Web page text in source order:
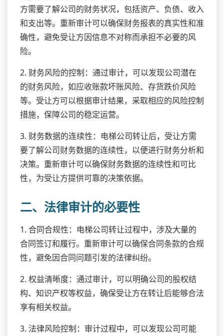
方需要了解公司的财务状况，包括资产、负债、收入
和支出等。重新审计可以确保财务报表的真实性和准
确性，避免受让方因信息不对称而承担不必要的风
险。
2. 财务风险的控制：通过审计，可以发现公司潜在
的财务风险，如应收账款坏账风险、存货跌价风险
等。受让方可以根据审计结果，采取相应的风险控制
措施，保障公司的稳定运营。
3. 财务数据的连续性：电梯公司转让后，受让方需
要了解公司财务数据的连续性，以便进行财务分析和
决策。重新审计可以确保财务数据的连续性和可比
性，为受让方提供可靠的决策依据。
二、法律审计的必要性
1. 合同合规性：电梯公司转让过程中，涉及大量的
合同签订和履行。重新审计可以确保合同条款的合规
性，避免因合同问题引发的法律纠纷。
2. 权益清晰度：通过审计，可以明确公司的股权结
构、知识产权等权益，确保受让方在转让后能够合法
享有相关权益。
3. 法律风险控制：审计过程中，可以发现公司可能